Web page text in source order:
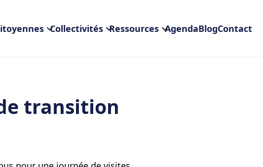
Collectivités Ressources AgendaBlogContact
transition